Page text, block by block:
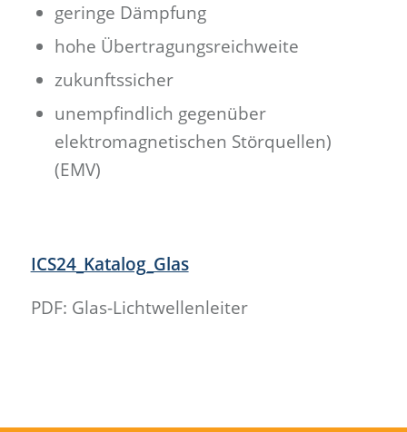
geringe Dämpfung
hohe Übertragungsreichweite
zukunftssicher
unempfindlich gegenüber
elektromagnetischen Störquellen)
(EMV)
ICS24_Katalog_Glas
PDF: Glas-Lichtwellenleiter